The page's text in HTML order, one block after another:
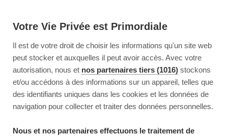
Votre Vie Privée est Primordiale
Il est de votre droit de choisir les informations qu'un site web
peut stocker et auxquelles il peut avoir accès. Avec votre
autorisation, nous et nos partenaires tiers (1016) stockons
et/ou accédons à des informations sur un appareil, telles que
des identifiants uniques dans les cookies et les données de
navigation pour collecter et traiter des données personnelles.
Nous et nos partenaires effectuons le traitement de